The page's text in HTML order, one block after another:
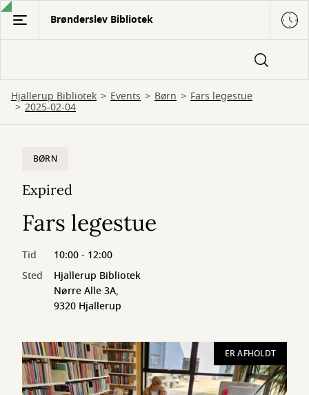
Gå
hovedindhold
Brønderslev Bibliotek
Hjallerup Bibliotek Events Børn Fars legestue
2025-02-04
ER AFHOLDT
BØRN
Expired
Fars legestue
Tid
10:00 - 12:00
Sted
Hjallerup Bibliotek
Nørre Alle 3A,
9320 Hjallerup